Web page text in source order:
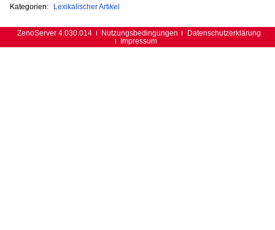
Kategorien:
Lexikalischer Artikel
ZenoServer 4.030.014 Nutzungsbedingungen
Datenschutzerklärung
Impressum